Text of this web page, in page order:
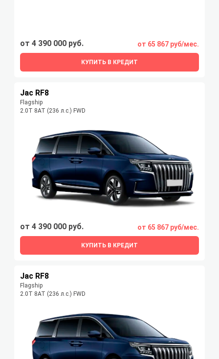
от 4 390 000 руб. от 65 867 руб/мес.
КУПИТЬ В КРЕДИТ
Jac RF8
Flagship
2.0T 8AT (236 л.с.) FWD
от 4 390 000 руб. от 65 867 руб/мес.
КУПИТЬ В КРЕДИТ
Jac RF8
Flagship
2.0T 8AT (236 л.с.) FWD